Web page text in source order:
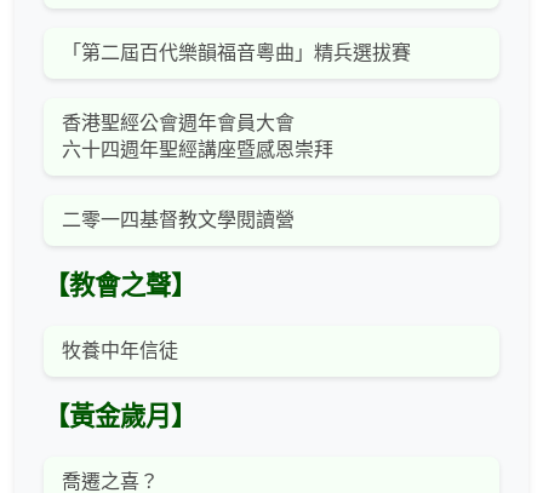
「第二屆百代樂韻福音粵曲」精兵選拔賽
香港聖經公會週年會員大會
六十四週年聖經講座暨感恩崇拜
二零一四基督教文學閱讀營
【教會之聲】
牧養中年信徒
【黃金歲月】
喬遷之喜？